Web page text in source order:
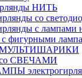
НИТЬ
со
с лампами
фигурными
МУЛЬТИШАРИКИ
со СВЕЧАМИ